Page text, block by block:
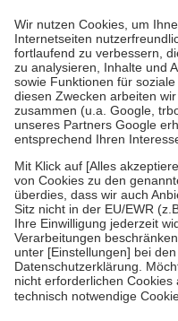
höchstens zehn Euro.
Es
Kosten der Leistung zu
Diese Regeln gelten
Bei Heilmitteln und
Zuzahlung zehn Prozent der
Verordnung.
Um das Engagement der
stärken und die besondere
fallenkeine Zuzahlungenan
• Kindern und Jugendlichen
mit Ausnahme der
• Untersuchungen zur
GKV getragen werden
• empfohlenen
• Harn- und Blutteststreifen